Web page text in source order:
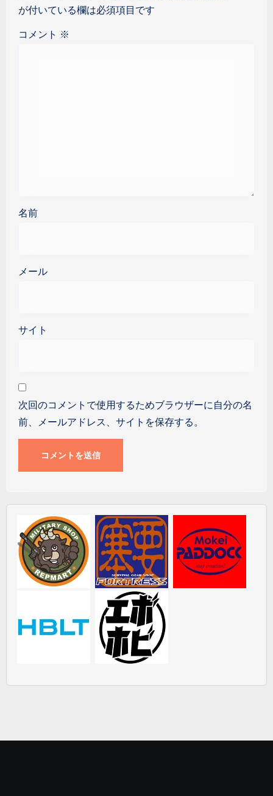
が付いている欄は必須項目です
コメント ※
名前
メール
サイト
次回のコメントで使用するためブラウザーに自分の名
前、メールアドレス、サイトを保存する。